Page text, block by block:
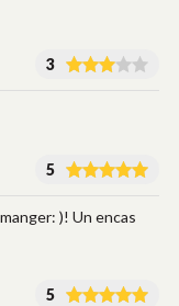
3
5
)! Un encas
5